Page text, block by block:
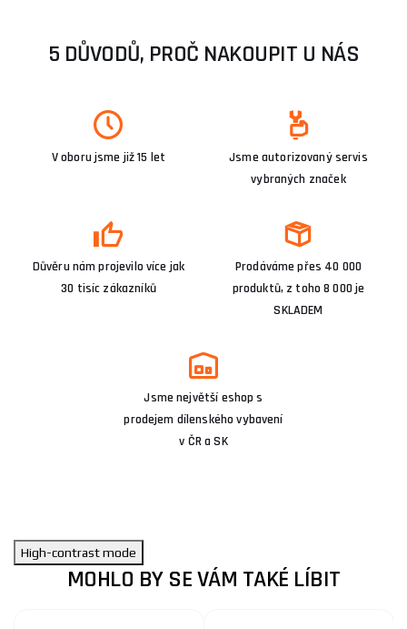
5 DŮVODŮ, PROČ NAKOUPIT U NÁS
V oboru jsme již 15 let
Jsme autorizovaný servis
vybraných značek
Důvěru nám projevilo více jak
30 tisíc zákazníků
Prodáváme přes 40 000
produktů, z toho 8 000 je
SKLADEM
Jsme největší eshop s
prodejem dílenského vybavení
v ČR a SK
High-contrast mode
MOHLO BY SE VÁM TAKÉ LÍBIT